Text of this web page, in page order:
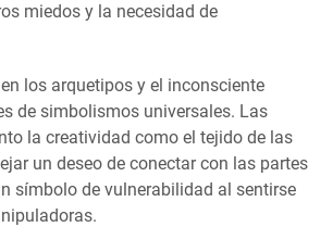
miedos y la necesidad de
los arquetipos y el inconsciente
de simbolismos universales. Las
la creatividad como el tejido de las
un deseo de conectar con las partes
símbolo de vulnerabilidad al sentirse